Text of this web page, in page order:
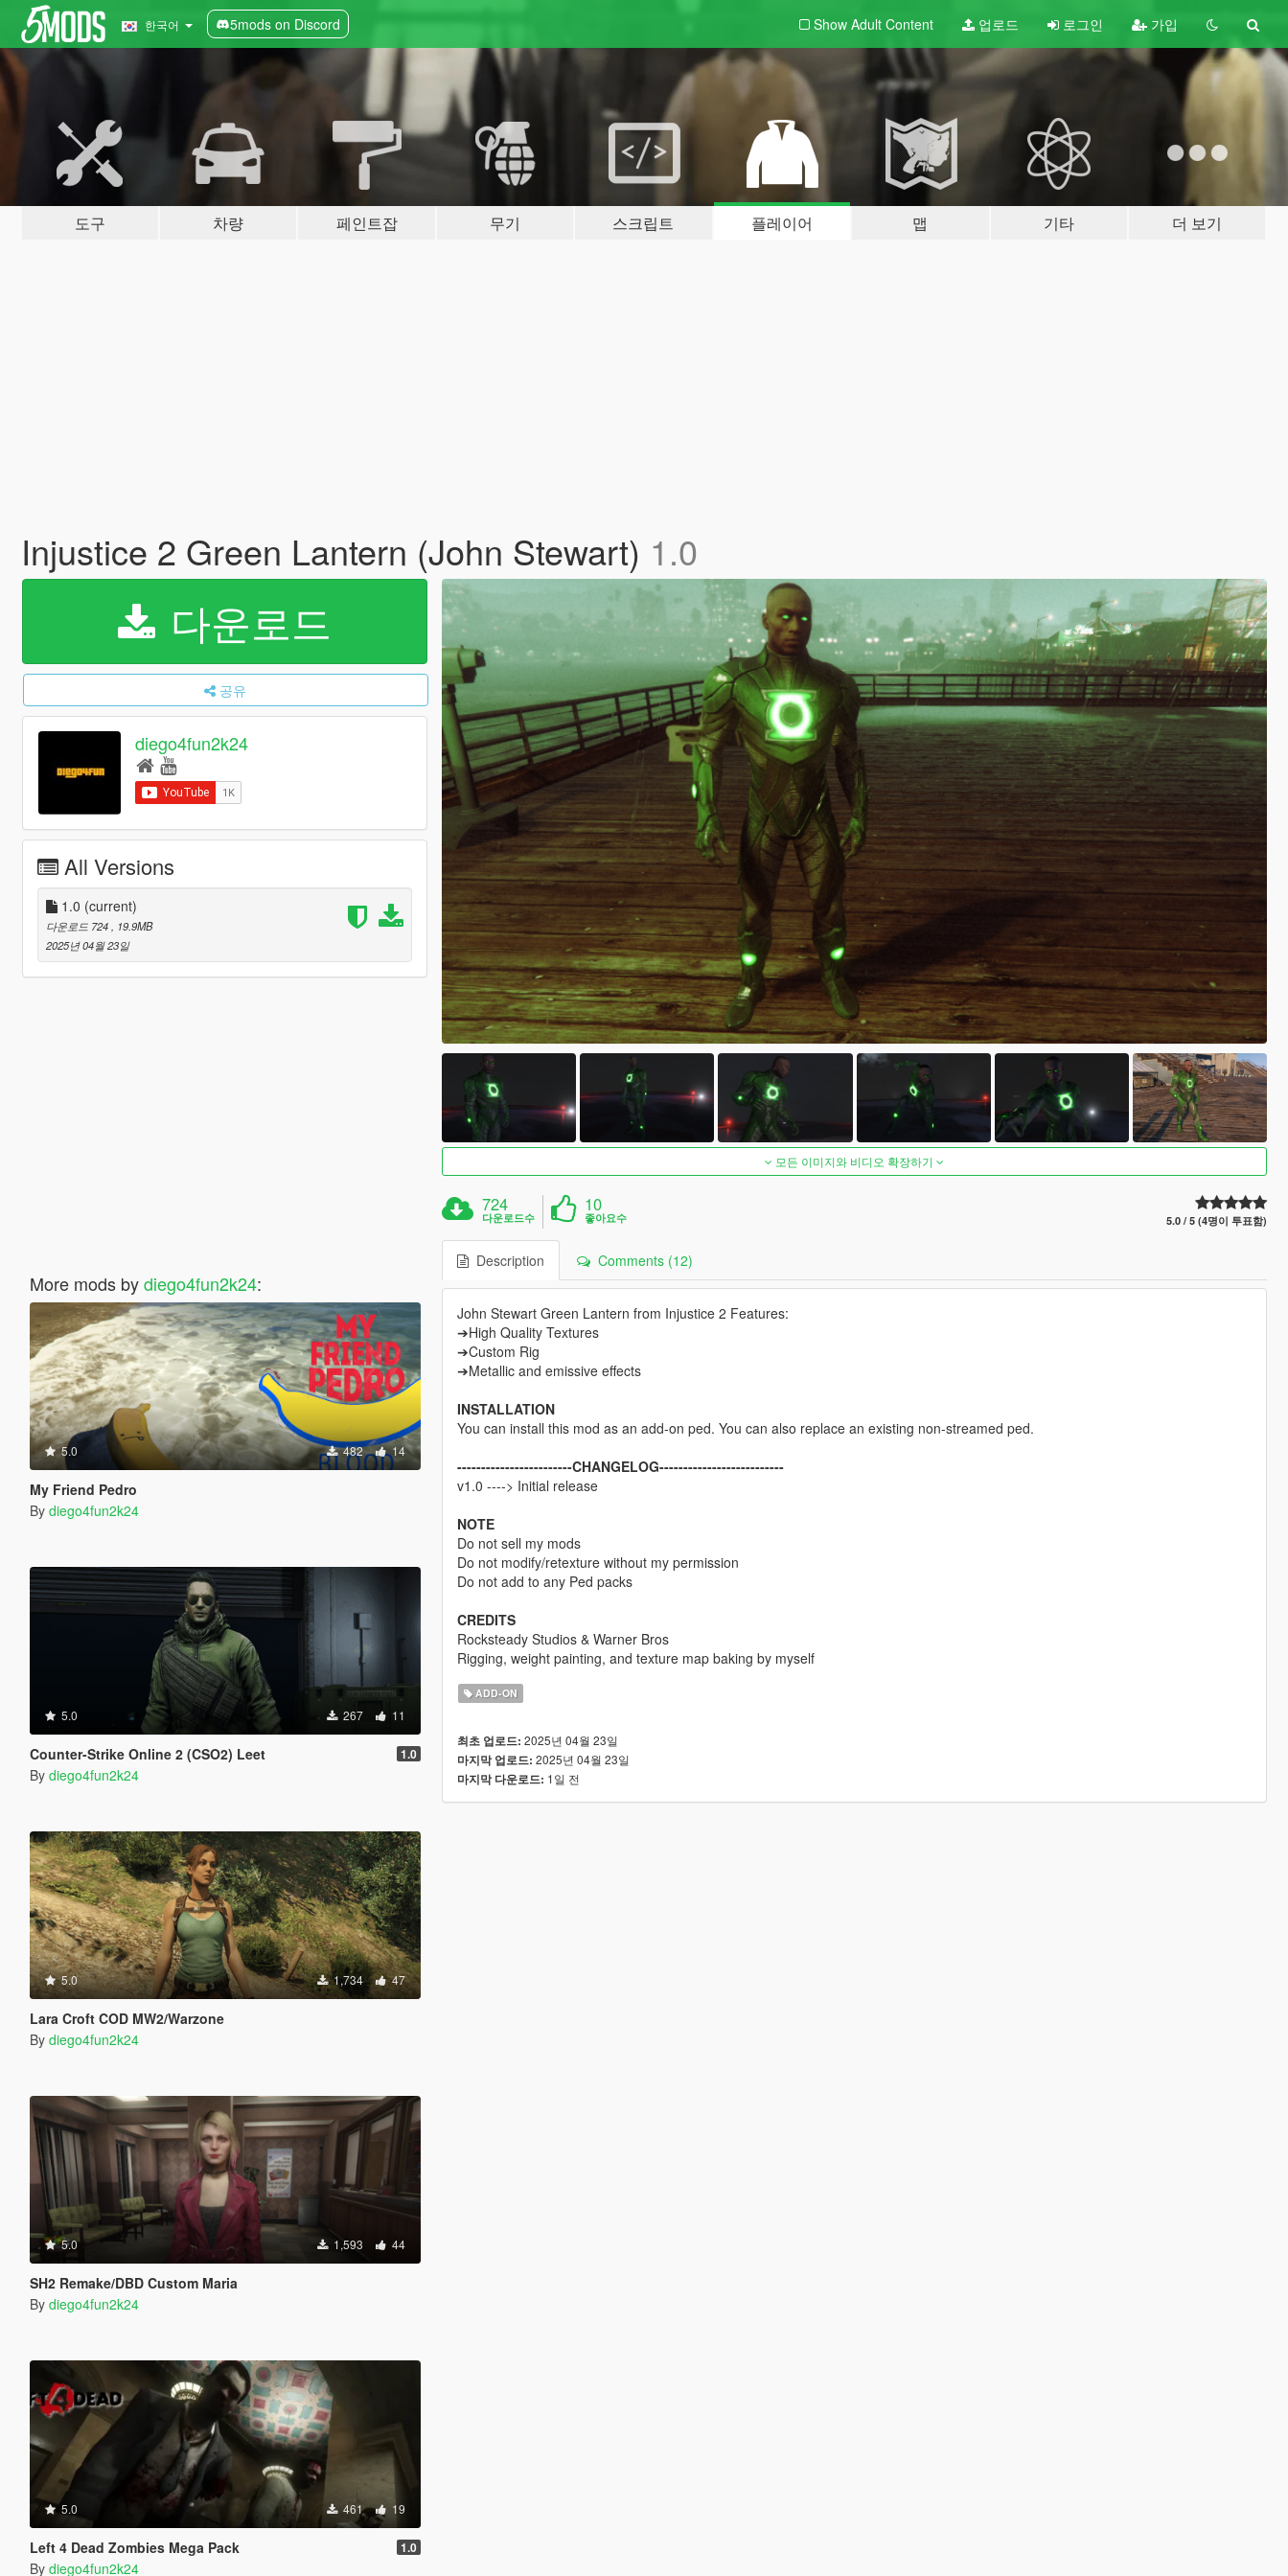
한국어 5mods on Discord Show Adult Content 업로드 로그인 가입
도구 차량 페인트잡 무기 스크립트 플레이어 맵 기타 더 보기
Injustice 2 Green Lantern (John Stewart) 1.0
다운로드
공유
diego4fun2k24
All Versions
1.0 (current)
다운로드 724
, 19.9MB
2025년 04월 23일
More mods bydiego4fun2k24:
5.0 482 14
My Friend Pedro
By diego4fun2k24
5.0 267 11
Counter-Strike Online 2 (CSO2) Leet 1.0
By diego4fun2k24
5.0 1,734 47
Lara Croft COD MW2/Warzone
By diego4fun2k24
5.0 1,593 44
SH2 Remake/DBD Custom Maria
By diego4fun2k24
5.0 461 19
Left 4 Dead Zombies Mega Pack 1.0
By diego4fun2k24
모든 이미지와 비디오 확장하기
724
다운로드수
10
좋아요수 5.0 / 5 (4명이 투표함)
Description Comments (12)
John Stewart Green Lantern from Injustice 2 Features:
➔High Quality Textures
➔Custom Rig
➔Metallic and emissive effects
INSTALLATION
You can install this mod as an add-on ped. You can also replace an existing non-streamed ped.
------------------------CHANGELOG--------------------------
v1.0 ----> Initial release
NOTE
Do not sell my mods
Do not modify/retexture without my permission
Do not add to any Ped packs
CREDITS
Rocksteady Studios & Warner Bros
Rigging, weight painting, and texture map baking by myself
ADD-ON
최초 업로드: 2025년 04월 23일
마지막 업로드: 2025년 04월 23일
마지막 다운로드: 1일 전